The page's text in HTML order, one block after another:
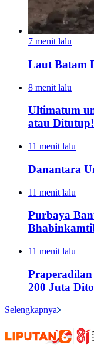
7 menit lalu
Laut Batam
8 menit lalu
Ultimatum
atau Ditutup!
11 menit lalu
Danantara
11 menit lalu
Purbaya
11 menit lalu
200 Juta
Selengkapnya